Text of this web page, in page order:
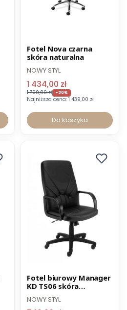
Promocja
Fotel Nova czarna
skóra naturalna
NOWY STYL
1 434,00 zł
1 799,00 zł -20%
Najniższa cena: 1 439,00 zł
Do koszyka
Promocja
Fotel biurowy Manager
KD TS06 skóra
NOWY STYL